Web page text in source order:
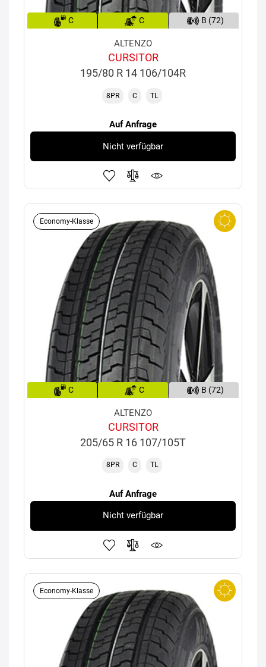
C C B (72)
ALTENZO
CURSITOR
195/80 R 14 106/104R
8PR C TL
Auf Anfrage
Nicht verfügbar
Economy-Klasse
C C B (72)
ALTENZO
CURSITOR
205/65 R 16 107/105T
8PR C TL
Auf Anfrage
Nicht verfügbar
Economy-Klasse